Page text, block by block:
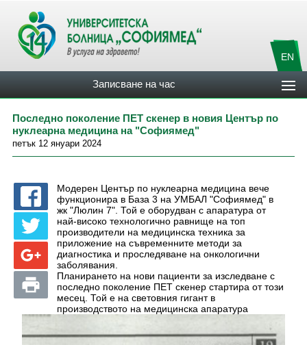
EN
Записване на час
Последно поколение ПЕТ скенер в новия Център по
нуклеарна медицина на "Софиямед"
петък 12 януари 2024
Модерен Център по нуклеарна медицина вече
функционира в База 3 на УМБАЛ "Софиямед" в
жк "Люлин 7". Той е оборудван с апаратура от
най-високо технологично равнище на топ
производители на медицинска техника за
приложение на съвременните методи за
диагностика и проследяване на онкологични
заболявания.
Планирането на нови пациенти за изследване с
последно поколение ПЕТ скенер стартира от този
месец. Той е на световния гигант в
производството на медицинска апаратура